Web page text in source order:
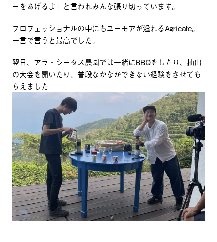
ーをあげるよ」と言われみんな張り切っています。
プロフェッショナルの中にもユーモアが溢れるAgricafe。
一言で言うと最高でした。
翌日、アラ・シータス農園では一緒にBBQをしたり、抽出
の大会を開いたり、普段なかなかできない経験をさせても
らえました